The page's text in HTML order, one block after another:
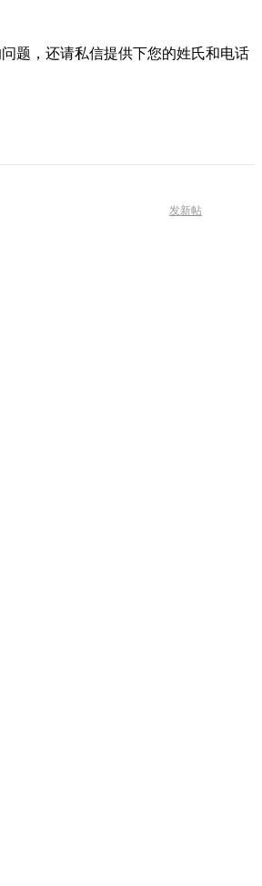
题，还请私信提供下您的姓氏和电话
发新帖